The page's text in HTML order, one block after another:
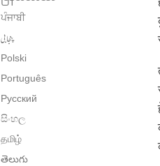
ਪੰਜਾਬੀ
پنجابی
Polski
Português
Русский
සිංහල
தமிழ்
తెలుగు